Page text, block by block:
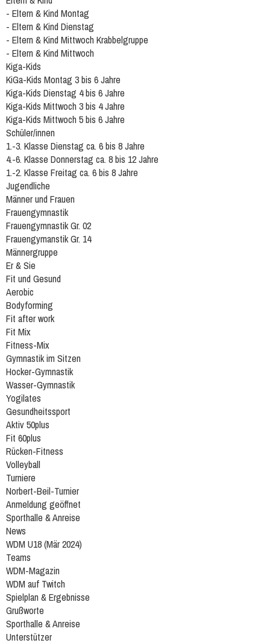
- Eltern & Kind Montag
- Eltern & Kind Dienstag
- Eltern & Kind Mittwoch Krabbelgruppe
- Eltern & Kind Mittwoch
Kiga-Kids
KiGa-Kids Montag 3 bis 6 Jahre
Kiga-Kids Dienstag 4 bis 6 Jahre
Kiga-Kids Mittwoch 3 bis 4 Jahre
Kiga-Kids Mittwoch 5 bis 6 Jahre
Schüler/innen
1.-3. Klasse Dienstag ca. 6 bis 8 Jahre
4.-6. Klasse Donnerstag ca. 8 bis 12 Jahre
1.-2. Klasse Freitag ca. 6 bis 8 Jahre
Jugendliche
Männer und Frauen
Frauengymnastik
Frauengymnastik Gr. 02
Frauengymanstik Gr. 14
Männergruppe
Er & Sie
Fit und Gesund
Aerobic
Bodyforming
Fit after work
Fit Mix
Fitness-Mix
Gymnastik im Sitzen
Hocker-Gymnastik
Wasser-Gymnastik
Yogilates
Gesundheitssport
Aktiv 50plus
Fit 60plus
Rücken-Fitness
Volleyball
Turniere
Norbert-Beil-Turnier
Anmeldung geöffnet
Sporthalle & Anreise
News
WDM U18 (Mär 2024)
Teams
WDM-Magazin
WDM auf Twitch
Spielplan & Ergebnisse
Grußworte
Sporthalle & Anreise
Unterstützer